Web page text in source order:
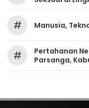
# Manusia,
#
Pertahanan
Parsanga,